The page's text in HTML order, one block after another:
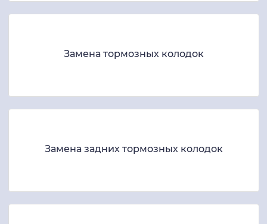
Замена тормозных колодок
Замена задних тормозных колодок